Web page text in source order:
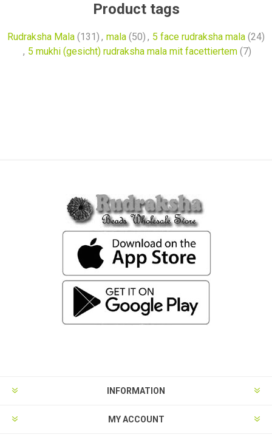
Product tags
Rudraksha Mala (131) , mala (50) , 5 face rudraksha mala (24)
, 5 mukhi (gesicht) rudraksha mala mit facettiertem (7)
INFORMATION
MY ACCOUNT